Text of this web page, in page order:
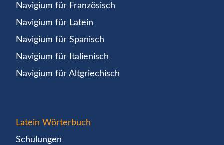
Navigium für Französisch
Navigium für Latein
Navigium für Spanisch
Navigium für Italienisch
Navigium für Altgriechisch
Latein Wörterbuch
Schulungen